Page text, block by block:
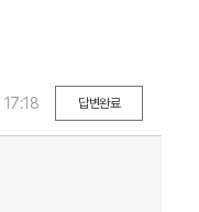
17:18 답변완료